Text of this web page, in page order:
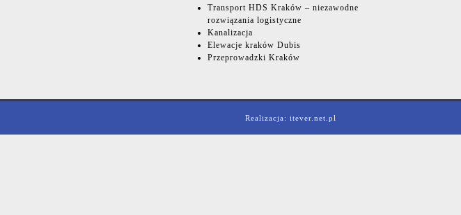
Transport HDS Kraków – niezawodne
rozwiązania logistyczne
Kanalizacja
Elewacje kraków Dubis
Przeprowadzki Kraków
Realizacja: itever.net.pl